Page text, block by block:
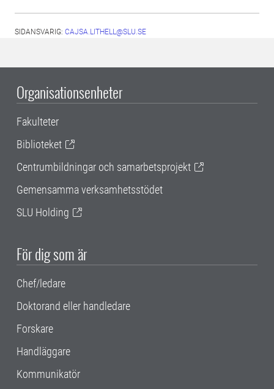
SIDANSVARIG: CAJSA.LITHELL@SLU.SE
Organisationsenheter
Fakulteter
Biblioteket
Centrumbildningar och samarbetsprojekt
Gemensamma verksamhetsstödet
SLU Holding
För dig som är
Chef/ledare
Doktorand eller handledare
Forskare
Handläggare
Kommunikatör